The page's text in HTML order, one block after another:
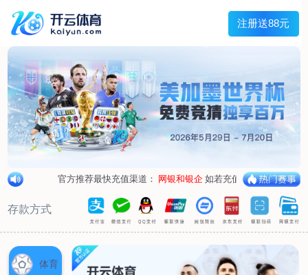
Menu
网站首页
关于我们
产品中心
荣誉资质
厂区设备
人才招聘
新闻中心
销售网点